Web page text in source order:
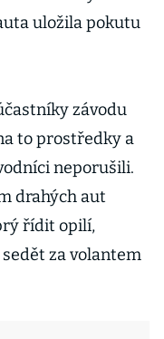
uložila pokutu
závodu
to prostředky a
neporušili.
drahých aut
řídit opilí,
za volantem